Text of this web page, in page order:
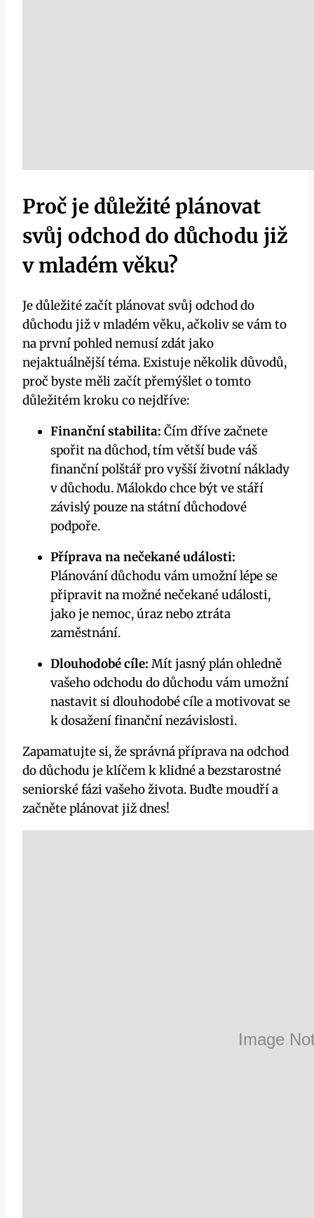
Proč je důležité plánovat
svůj odchod do důchodu již
v mladém věku?
Je důležité začít plánovat svůj odchod do
důchodu již v mladém věku, ačkoliv se vám to
na první pohled nemusí zdát jako
nejaktuálnější téma. Existuje několik důvodů,
proč byste měli začít přemýšlet o tomto
důležitém kroku co nejdříve:
Finanční stabilita: Čím dříve začnete
spořit na důchod, tím větší bude váš
finanční polštář pro vyšší životní náklady
v důchodu. Málokdo chce být ve stáří
závislý pouze na státní důchodové
podpoře.
Příprava na nečekané události:
Plánování důchodu vám umožní lépe se
připravit na možné nečekané události,
jako je nemoc, úraz nebo ztráta
zaměstnání.
Dlouhodobé cíle: Mít jasný plán ohledně
vašeho odchodu do důchodu vám umožní
nastavit si dlouhodobé cíle a motivovat se
k dosažení finanční nezávislosti.
Zapamatujte si, že správná příprava na odchod
do důchodu je klíčem k klidné a bezstarostné
seniorské fázi vašeho života. Buďte moudří a
začněte plánovat již dnes!